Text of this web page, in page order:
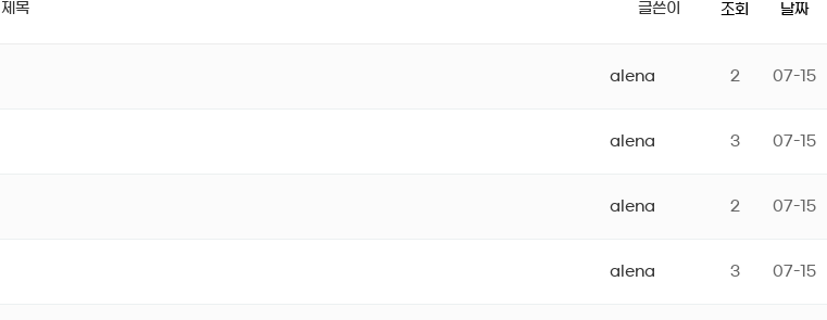
제목 글쓴이 조회 날짜
alena 2 07-15
alena 3 07-15
alena 2 07-15
alena 3 07-15